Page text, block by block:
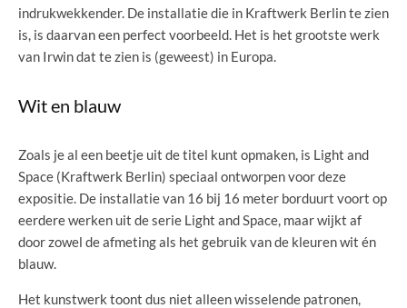
indrukwekkender. De installatie die in Kraftwerk Berlin te zien
is, is daarvan een perfect voorbeeld. Het is het grootste werk
van Irwin dat te zien is (geweest) in Europa.
Wit en blauw
Zoals je al een beetje uit de titel kunt opmaken, is Light and
Space (Kraftwerk Berlin) speciaal ontworpen voor deze
expositie. De installatie van 16 bij 16 meter borduurt voort op
eerdere werken uit de serie Light and Space, maar wijkt af
door zowel de afmeting als het gebruik van de kleuren wit én
blauw.
Het kunstwerk toont dus niet alleen wisselende patronen,